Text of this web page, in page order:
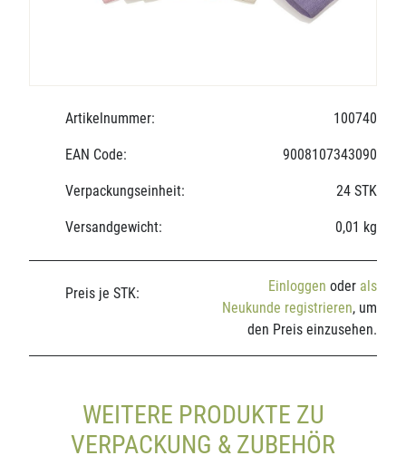
Artikelnummer: 100740
EAN Code: 9008107343090
Verpackungseinheit: 24 STK
Versandgewicht: 0,01 kg
Preis je STK: Einloggen oder als
Neukunde registrieren, um
den Preis einzusehen.
WEITERE PRODUKTE ZU
VERPACKUNG & ZUBEHÖR